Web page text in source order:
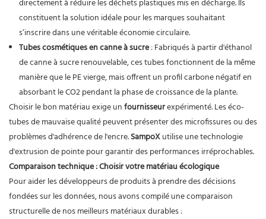
directement à réduire les déchets plastiques mis en décharge. Ils
constituent la solution idéale pour les marques souhaitant
s’inscrire dans une véritable économie circulaire.
Tubes cosmétiques en canne à sucre: Fabriqués à partir d'éthanol
de canne à sucre renouvelable, ces tubes fonctionnent de la même
manière que le PE vierge, mais offrent un profil carbone négatif en
absorbant le CO2 pendant la phase de croissance de la plante.
Choisir le bon matériau exige unfournisseurexpérimenté. Les éco-
tubes de mauvaise qualité peuvent présenter des microfissures ou des
problèmes d'adhérence de l'encre.SampoXutilise une technologie
d'extrusion de pointe pour garantir des performances irréprochables.
Comparaison technique : Choisir votre matériau écologique
Pour aider les développeurs de produits à prendre des décisions
fondées sur les données, nous avons compilé une comparaison
structurelle de nos meilleurs matériaux durables :